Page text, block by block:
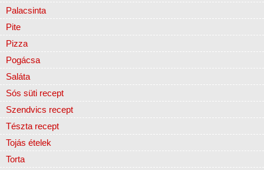
Palacsinta
Pite
Pizza
Pogácsa
Saláta
Sós süti recept
Szendvics recept
Tészta recept
Tojás ételek
Torta